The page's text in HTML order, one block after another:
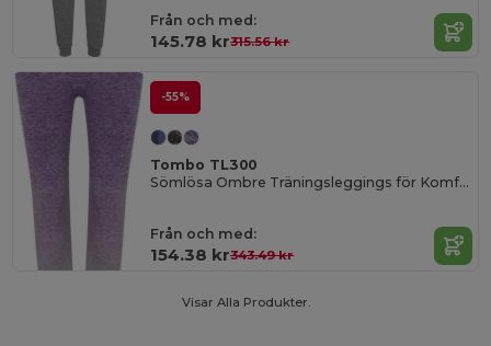
Från och med:
145.78 kr315.56 kr
-55%
Tombo TL300
Sömlösa Ombre Träningsleggings för Komfort
Från och med:
154.38 kr343.49 kr
Visar Alla Produkter.